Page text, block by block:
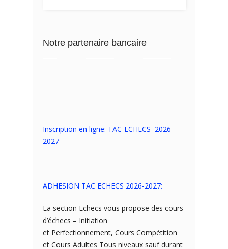
Notre partenaire bancaire
Inscription en ligne: TAC-ECHECS 2026-
2027
ADHESION TAC ECHECS 2026-2027:
La section Echecs vous propose des cours
d’échecs – Initiation
et Perfectionnement, Cours Compétition
et Cours Adultes Tous niveaux sauf durant